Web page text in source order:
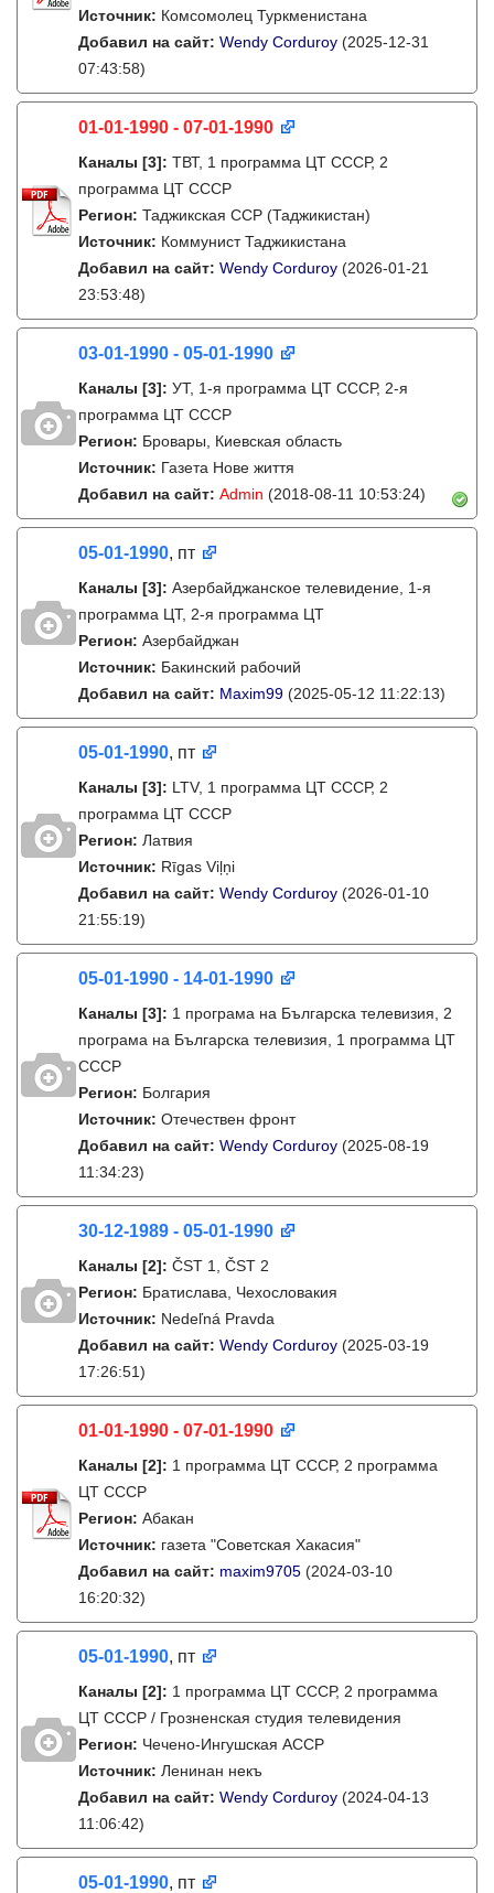
Источник: Комсомолец Туркменистана
Добавил на сайт: Wendy Corduroy (2025-12-31
07:43:58)
01-01-1990 - 07-01-1990
Каналы [3]: ТВТ, 1 программа ЦТ СССР, 2
программа ЦТ СССР
Регион: Таджикская ССР (Таджикистан)
Источник: Коммунист Таджикистана
Добавил на сайт: Wendy Corduroy (2026-01-21
23:53:48)
03-01-1990 - 05-01-1990
Каналы [3]: УТ, 1-я программа ЦТ СССР, 2-я
программа ЦТ СССР
Регион: Бровары, Киевская область
Источник: Газета Нове життя
Добавил на сайт: Admin (2018-08-11 10:53:24)
05-01-1990, пт
Каналы [3]: Азербайджанское телевидение, 1-я
программа ЦТ, 2-я программа ЦТ
Регион: Азербайджан
Источник: Бакинский рабочий
Добавил на сайт: Maxim99 (2025-05-12 11:22:13)
05-01-1990, пт
Каналы [3]: LTV, 1 программа ЦТ СССР, 2
программа ЦТ СССР
Регион: Латвия
Источник: Rīgas Viļņi
Добавил на сайт: Wendy Corduroy (2026-01-10
21:55:19)
05-01-1990 - 14-01-1990
Каналы [3]: 1 програма на Българска телевизия, 2
програма на Българска телевизия, 1 программа ЦТ
СССР
Регион: Болгария
Источник: Отечествен фронт
Добавил на сайт: Wendy Corduroy (2025-08-19
11:34:23)
30-12-1989 - 05-01-1990
Каналы [2]: ČST 1, ČST 2
Регион: Братислава, Чехословакия
Источник: Nedeľná Pravda
Добавил на сайт: Wendy Corduroy (2025-03-19
17:26:51)
01-01-1990 - 07-01-1990
Каналы [2]: 1 программа ЦТ СССР, 2 программа
ЦТ СССР
Регион: Абакан
Источник: газета "Советская Хакасия"
Добавил на сайт: maxim9705 (2024-03-10
16:20:32)
05-01-1990, пт
Каналы [2]: 1 программа ЦТ СССР, 2 программа
ЦТ СССР / Грозненская студия телевидения
Регион: Чечено-Ингушская АССР
Источник: Ленинан некъ
Добавил на сайт: Wendy Corduroy (2024-04-13
11:06:42)
05-01-1990, пт